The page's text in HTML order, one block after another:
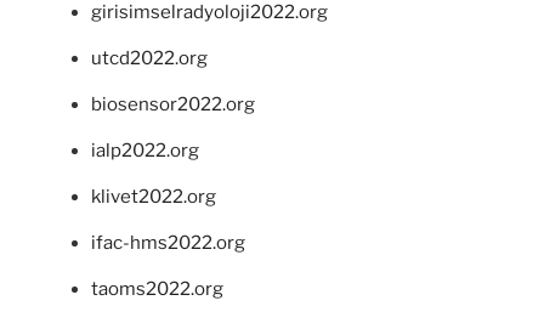
girisimselradyoloji2022.org
utcd2022.org
biosensor2022.org
ialp2022.org
klivet2022.org
ifac-hms2022.org
taoms2022.org